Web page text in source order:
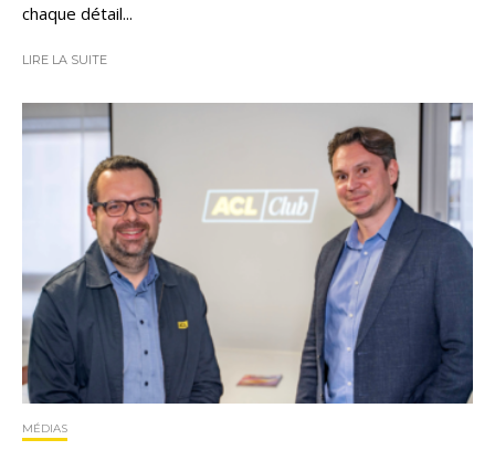
chaque détail...
LIRE LA SUITE
MÉDIAS